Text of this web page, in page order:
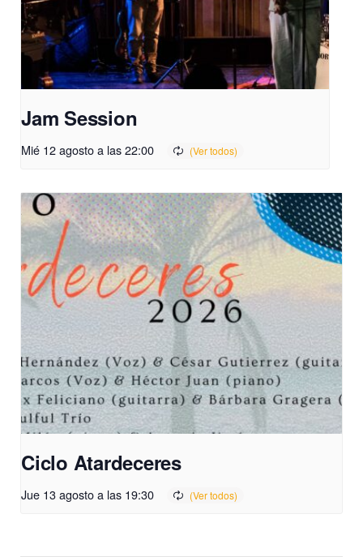
Jam Session
Mié 12 agosto a las 22:00
Ciclo Atardeceres
Jue 13 agosto a las 19:30